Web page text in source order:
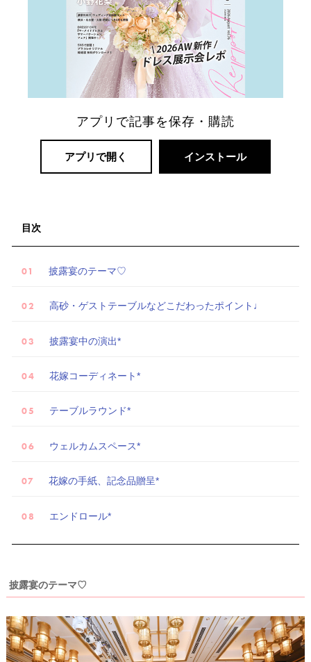
アプリで記事を保存・購読
アプリで開く インストール
目次
披露宴のテーマ♡
高砂・ゲストテーブルなどこだわったポイント♩
披露宴中の演出*
花嫁コーディネート*
テーブルラウンド*
ウェルカムスペース*
花嫁の手紙、記念品贈呈*
エンドロール*
披露宴のテーマ♡
ゾ
ー
ト
婚
試
レ